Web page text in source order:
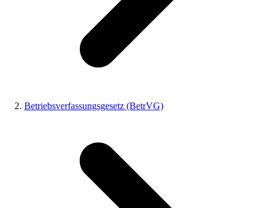
Betriebsverfassungsgesetz (BetrVG)